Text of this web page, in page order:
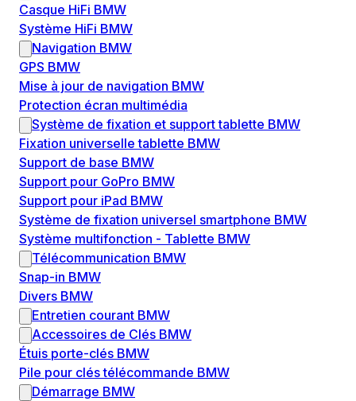
Casque HiFi BMW
Système HiFi BMW
Navigation BMW
GPS BMW
Mise à jour de navigation BMW
Protection écran multimédia
Système de fixation et support tablette BMW
Fixation universelle tablette BMW
Support de base BMW
Support pour GoPro BMW
Support pour iPad BMW
Système de fixation universel smartphone BMW
Système multifonction - Tablette BMW
Télécommunication BMW
Snap-in BMW
Divers BMW
Entretien courant BMW
Accessoires de Clés BMW
Étuis porte-clés BMW
Pile pour clés télécommande BMW
Démarrage BMW